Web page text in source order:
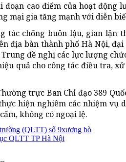
đoạn cao điểm của hoạt
mại gia tăng mạnh với diễn
tác chống buôn lậu, gian
địa bàn thành phố Hà Nội,
đề nghị các lực lượng
quả cho công tác điều tra,
trực Ban Chỉ đạo 389
hiện nghiêm các nhiệm vụ
không có ngoại lệ.
(QLTT) số 9xương bò
QLTT TP Hà Nội